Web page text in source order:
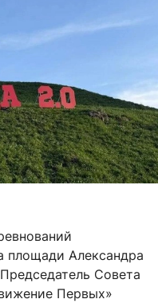
площади Александра
Совета
Первых»